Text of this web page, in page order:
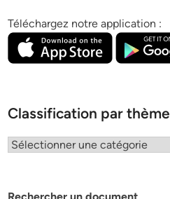
Téléchargez notre application :
Classification par thème
Classification